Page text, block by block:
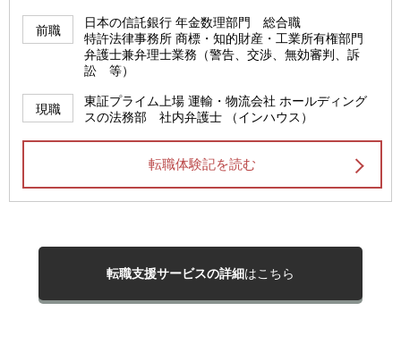
前職
日本の信託銀行 年金数理部門 総合職
特許法律事務所 商標・知的財産・工業所有権部門
弁護士兼弁理士業務（警告、交渉、無効審判、訴
訟 等）
現職
東証プライム上場 運輸・物流会社 ホールディング
スの法務部 社内弁護士 （インハウス）
転職体験記を読む
転職支援サービスの詳細はこちら